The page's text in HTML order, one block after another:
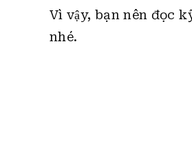
Vì vậy, bạn nên đọc
nhé.